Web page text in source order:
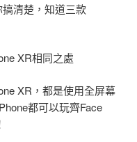
清楚，知道三款
XR相同之處
XR，都是使用全屏幕
都可以玩齊Face